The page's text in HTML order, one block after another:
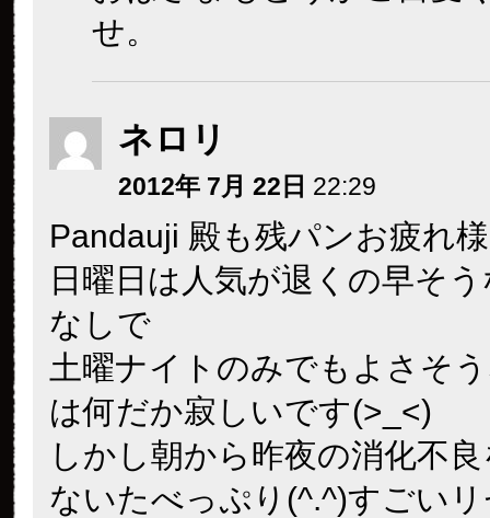
せ。
ネロリ
2012年 7月 22日 22:29
Pandauji 殿も残パンお疲れ
日曜日は人気が退くの早そ
なしで
土曜ナイトのみでもよさそ
は何だか寂しいです(>_<)
しかし朝から昨夜の消化不
ないたべっぷり(^.^)すごい